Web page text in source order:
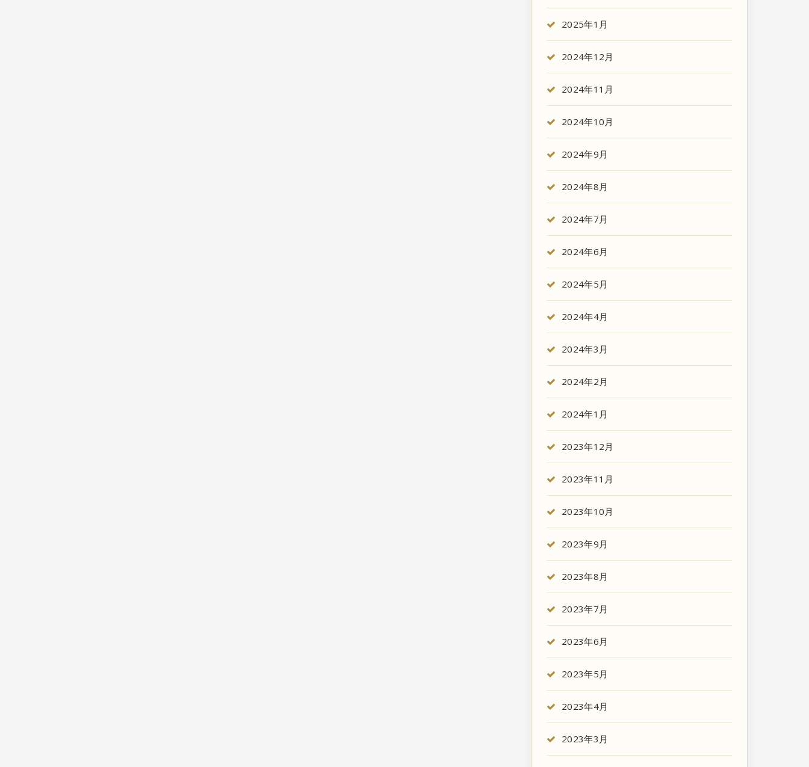
2025年1月
2024年12月
2024年11月
2024年10月
2024年9月
2024年8月
2024年7月
2024年6月
2024年5月
2024年4月
2024年3月
2024年2月
2024年1月
2023年12月
2023年11月
2023年10月
2023年9月
2023年8月
2023年7月
2023年6月
2023年5月
2023年4月
2023年3月